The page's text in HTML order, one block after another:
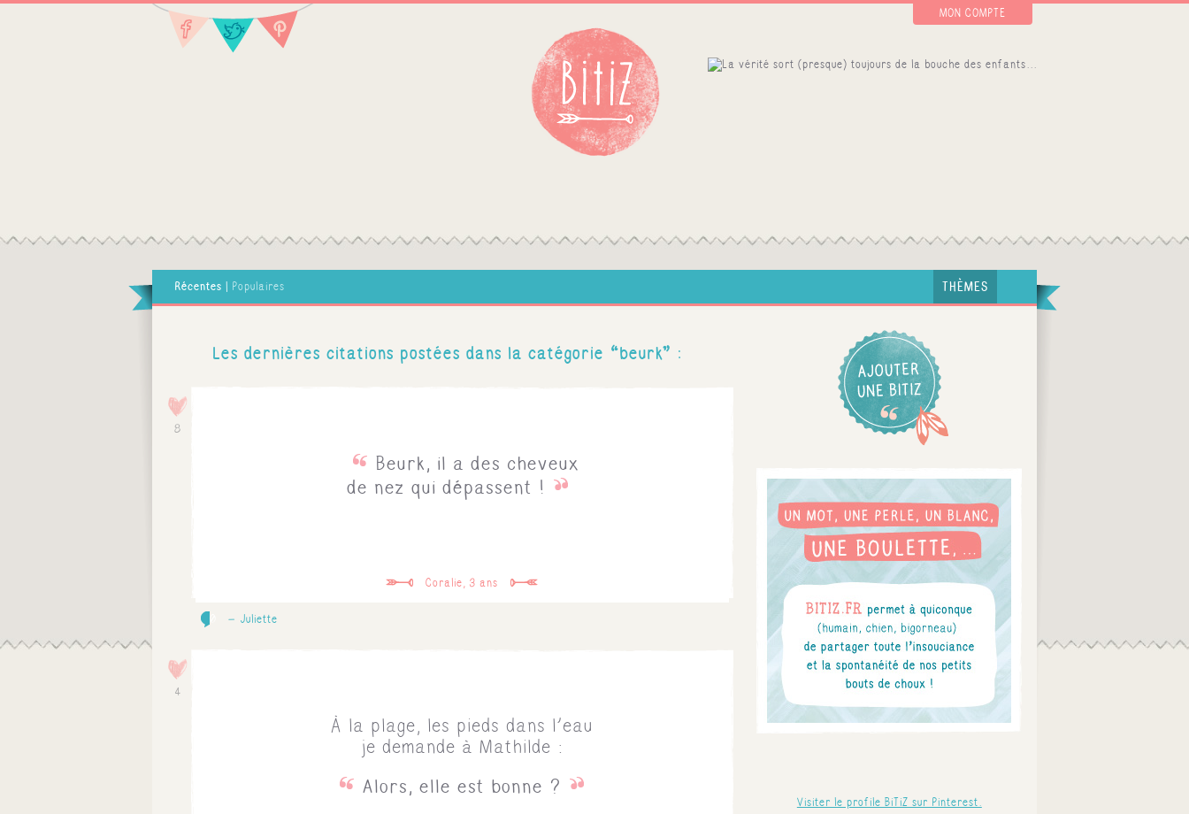
MON COMPTE
Récentes | Populaires THÈMES
Les dernières citations postées dans la catégorie “beurk” :
Beurk, il a des cheveux
de nez qui dépassent !
Coralie, 3 ans
8
Juliette
À la plage, les pieds dans l'eau
je demande à Mathilde :
Alors, elle est bonne ?
4
Visiter le profile BiTiZ sur Pinterest.